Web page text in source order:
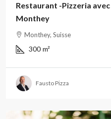
Restaurant -Pizzeria
Monthey
Monthey, Suisse
300 m²
Fausto Pizza